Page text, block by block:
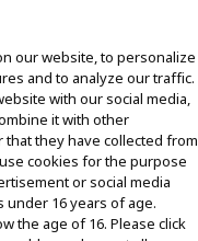
our website, to personalize
and to analyze our traffic.
with our social media,
it with other
they have collected from
cookies for the purpose
or social media
16 years of age.
the age of 16. Please click